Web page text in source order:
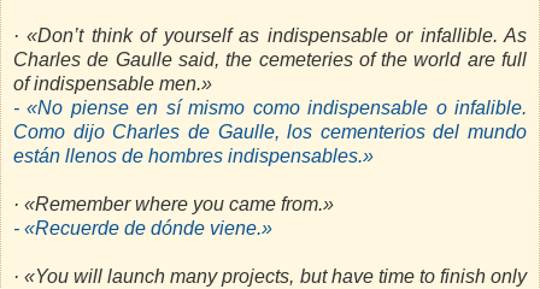
· «Don’t think of yourself as indispensable or infallible. As
Charles de Gaulle said, the cemeteries of the world are full
of indispensable men.»
- «No piense en sí mismo como indispensable o infalible.
Como dijo Charles de Gaulle, los cementerios del mundo
están llenos de hombres indispensables.»
· «Remember where you came from.»
- «Recuerde de dónde viene.»
· «You will launch many projects, but have time to finish only